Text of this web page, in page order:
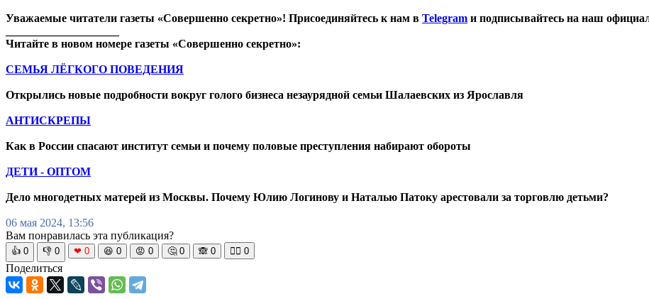
Уважаемые читатели газеты «Совершенно секретно»! Присоединяйтесь к нам в Telegram и подписывайтесь на наш
Читайте в новом номере газеты «Совершенно секретно»:
СЕМЬЯ ЛЁГКОГО ПОВЕДЕНИЯ
Открылись новые подробности вокруг голого бизнеса незаурядной семьи Шалаевских из Ярославля
АНТИСКРЕПЫ
Как в России спасают институт семьи и почему половые преступления набирают обороты
ДЕТИ - ОПТОМ
Дело многодетных матерей из Москвы. Почему Юлию Логинову и Наталью Патоку арестовали за торговлю детьми?
06 мая 2024, 13:56
Вам понравилась эта публикация?
👍 0 👎 0 ❤ 0 😆 0 😡 0 🤔 0 🙈 0 🧘‍♀️ 0
Поделиться